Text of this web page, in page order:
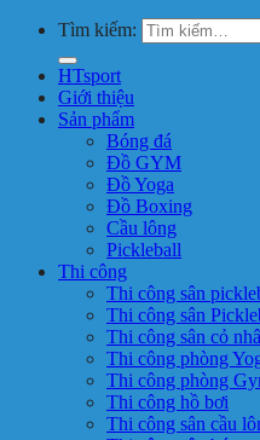
Tìm kiếm:
HTsport
Giới thiệu
Sản phẩm
Bóng đá
Đồ GYM
Đồ Yoga
Đồ Boxing
Cầu lông
Pickleball
Thi công
Thi công sân
Thi công sân
Thi công sân cỏ
Thi công phòng
Thi công phòng
Thi công hồ bơi
Thi công sân cầu